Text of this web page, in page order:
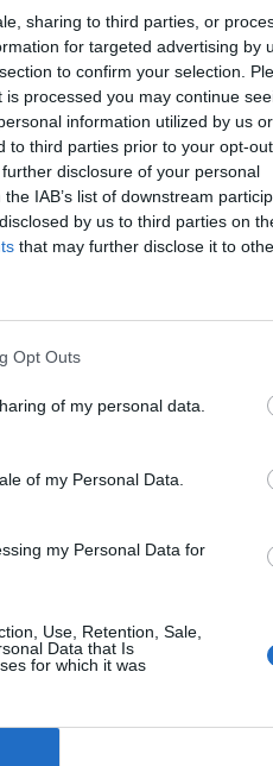
sharing to third parties, or
for targeted advertising by
to confirm your selection.
processed you may continue
information utilized by us or
to third parties prior to your opt-
disclosure of your personal
IAB’s list of downstream
by us to third parties on
that may further disclose it to
Opt Outs
of my personal data.
of my Personal Data.
my Personal Data for
Use, Retention, Sale,
Data that Is
for which it was
szybciej niż reszta świata. Nowe
Chodzi o mężczyzn w
Podał powody
personalne. Głosy z
Szpitala Południowego. Chodzi o
IMGW dla niemal całego
Polska będzie rozdawać karty,
Zero: Pracowałem w
Pełnomocnik Kacprzyka: To
Mogły zginąć tysiące osób
Czy grozi nam blackout?
Kiedy większa ulga dla
mundialu. Cztery drużyny z
Szef Państwowej Inspekcji
Pojawi się temat afery